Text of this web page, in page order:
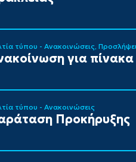
τύπου - Ανακοινώσεις
για
τύπου - Ανακοινώσεις
Προκήρυξης